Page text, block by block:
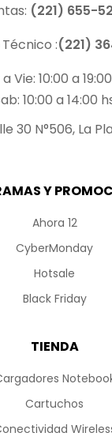
Y
Ahora 12
CyberMonday
Hotsale
Black Friday
TIENDA
Cartuchos
(221) 655-
:(221)
a Vie: 10:00 a
10:00 a 14:00
30 N°506, La